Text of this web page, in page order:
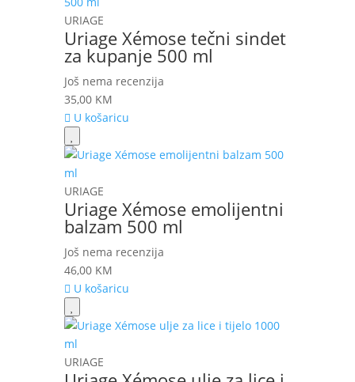
URIAGE
Uriage Xémose tečni sindet
za kupanje 500 ml
Još nema recenzija
35,00 KM
U košaricu
URIAGE
Uriage Xémose emolijentni
balzam 500 ml
Još nema recenzija
46,00 KM
U košaricu
URIAGE